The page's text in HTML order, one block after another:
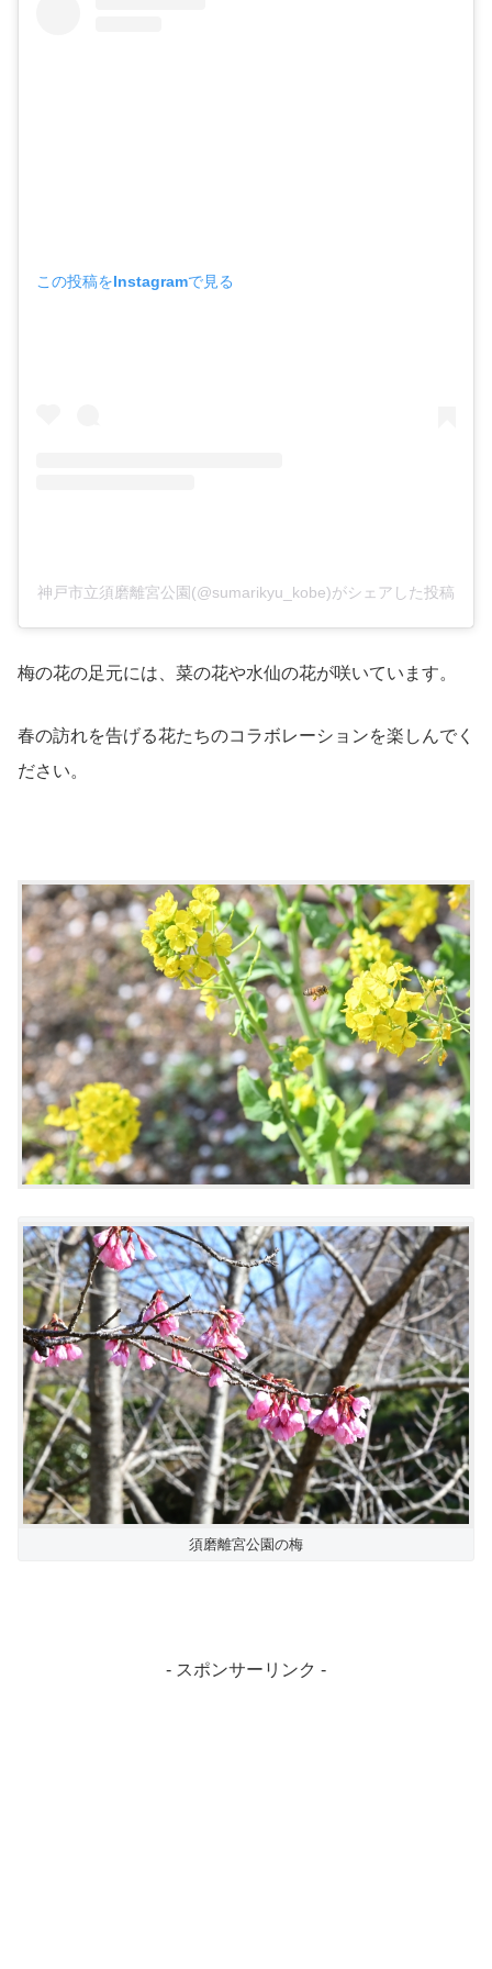
この投稿をInstagramで見る
神戸市立須磨離宮公園(@sumarikyu_kobe)がシェアした投稿
梅の花の足元には、菜の花や水仙の花が咲いています。
春の訪れを告げる花たちのコラボレーションを楽しんでく
ださい。
須磨離宮公園の梅
- スポンサーリンク -